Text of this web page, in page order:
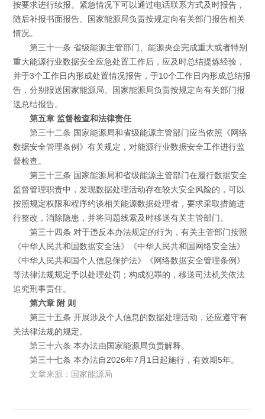
按要求进行续报。紧急情况下可以通过电话联系方式及时报告，
随后补报书面报告。国家能源局负责按规定向有关部门报告相关
情况。
第三十一条 省级能源主管部门、能源央企完成重大或者特别
重大能源行业数据安全应急处置工作后，应及时总结提炼经验，
并于3个工作日内形成处置情况报告，于10个工作日内形成总结报
告，分别报送国家能源局。国家能源局负责按规定向有关部门报
送总结报告。
第五章 监督检查和法律责任
第三十二条 国家能源局和省级能源主管部门应当依照《网络
数据安全管理条例》有关规定，对能源行业数据安全工作进行监
督检查。
第三十三条 国家能源局和省级能源主管部门在履行数据安全
监督管理职责中，发现数据处理活动存在较大安全风险的，可以
按照规定权限和程序约谈相关能源数据处理者，要求采取措施进
行整改，消除隐患，并将问题线索及时移送有关主管部门。
第三十四条 对于违反本办法规定的行为，有关主管部门按照
《中华人民共和国数据安全法》《中华人民共和国网络安全法》
《中华人民共和国个人信息保护法》《网络数据安全管理条例》
等法律法规规定予以处理处罚；构成犯罪的，移送司法机关依法
追究刑事责任。
第六章 附 则
第三十五条 开展涉及个人信息的数据处理活动，还应遵守有
关法律法规的规定。
第三十六条 本办法由国家能源局负责解释。
第三十七条 本办法自2026年7月1日起施行，有效期5年。
文章来源：国家能源局